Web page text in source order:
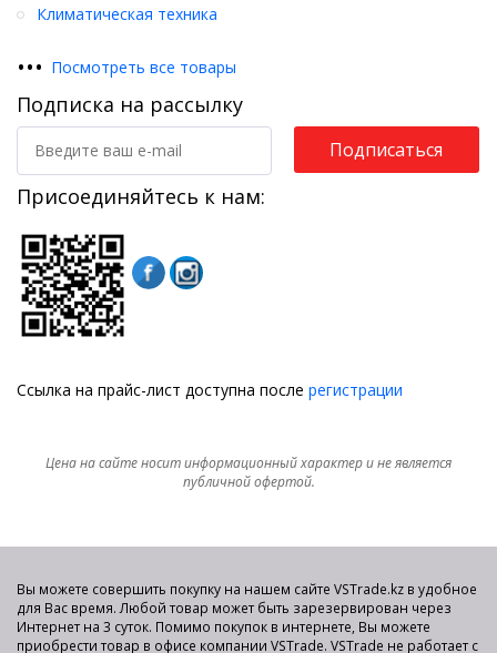
Климатическая техника
••• Посмотреть все товары
Подписка на рассылку
Подписаться
Присоединяйтесь к нам:
Ссылка на прайс-лист доступна после регистрации
Цена на сайте носит информационный характер и не является
публичной офертой.
Вы можете совершить покупку на нашем сайте VSTrade.kz в удобное
для Вас время. Любой товар может быть зарезервирован через
Интернет на 3 суток. Помимо покупок в интернете, Вы можете
приобрести товар в офисе компании VSTrade. VSTrade не работает с